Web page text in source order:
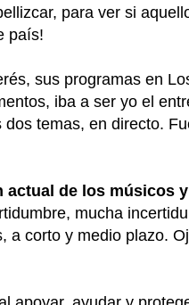
para ver si
país!
sus programas en
iba a ser yo el
temas, en directo.
actual de los músicos
mucha
a corto y medio plazo.